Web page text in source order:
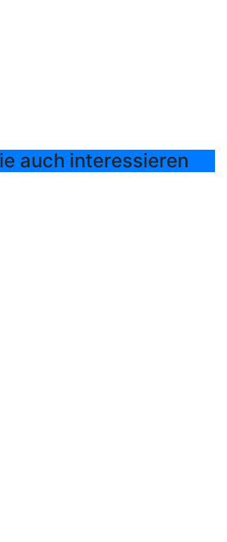
auch interessieren